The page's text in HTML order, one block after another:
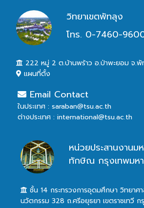
วิทยาเขตพัทลุง
โทร. 0-7460-
222 หมู่ 2 ต.บ้านพร้าว อ.ป่าพะยอม จ.
แผนที่ตั้ง
Email Contact
ในประเทศ : saraban@tsu.ac.th
ต่างประเทศ : international@tsu.ac.th
หน่วยประสานงานม
ทักษิณ กรุงเทพมห
ชั้น 14 กระทรวงการอุดมศึกษา วิทยาศ
นวัตกรรม 328 ถ.ศรีอยุธยา เขตราชเทวี